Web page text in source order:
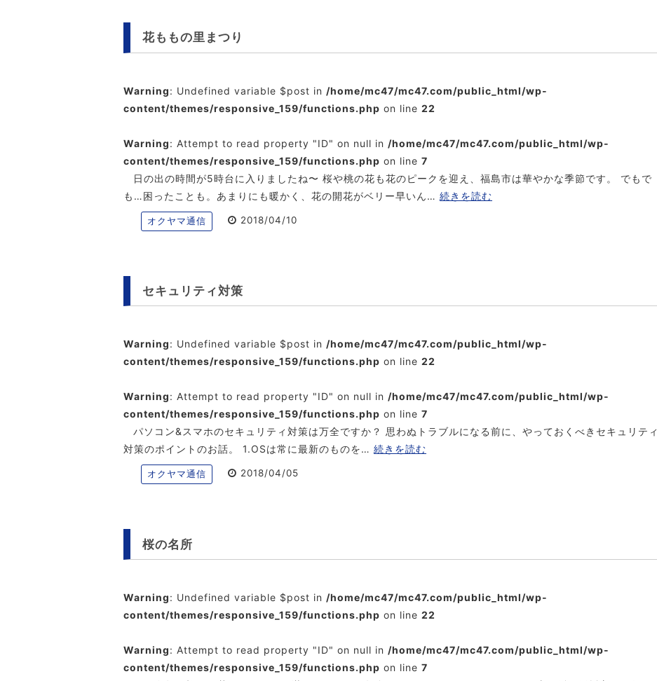
花ももの里まつり
Warning: Undefined variable $post in /home/mc47/mc47.com/public_html/wp-
content/themes/responsive_159/functions.php on line 22
Warning: Attempt to read property "ID" on null in /home/mc47/mc47.com/public_html/wp-
content/themes/responsive_159/functions.php on line 7
日の出の時間が5時台に入りましたね〜 桜や桃の花も花のピークを迎え、福島市は華やかな季節です。 でもで
も…困ったことも。あまりにも暖かく、花の開花がベリー早いん… 続きを読む
オクヤマ通信 2018/04/10
セキュリティ対策
Warning: Undefined variable $post in /home/mc47/mc47.com/public_html/wp-
content/themes/responsive_159/functions.php on line 22
Warning: Attempt to read property "ID" on null in /home/mc47/mc47.com/public_html/wp-
content/themes/responsive_159/functions.php on line 7
パソコン&スマホのセキュリティ対策は万全ですか？ 思わぬトラブルになる前に、やっておくべきセキュリティ
対策のポイントのお話。 1.OSは常に最新のものを… 続きを読む
オクヤマ通信 2018/04/05
桜の名所
Warning: Undefined variable $post in /home/mc47/mc47.com/public_html/wp-
content/themes/responsive_159/functions.php on line 22
Warning: Attempt to read property "ID" on null in /home/mc47/mc47.com/public_html/wp-
content/themes/responsive_159/functions.php on line 7